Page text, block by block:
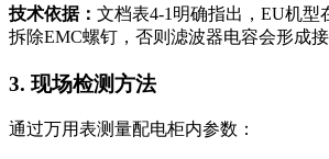
技术依据： 文档表4-1明确指出，EU机型
拆除EMC螺钉，否则滤波器电容会形成接
3. 现场检测方法
通过万用表测量配电柜内参数：